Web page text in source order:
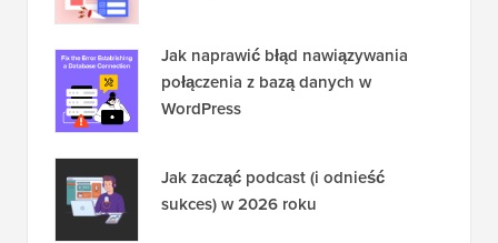
Jak naprawić błąd nawiązywania
połączenia z bazą danych w
WordPress
Jak zacząć podcast (i odnieść
sukces) w 2026 roku